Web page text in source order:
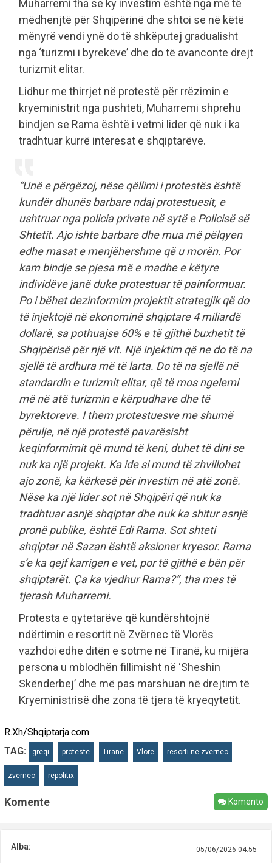
Muharremi tha se ky investim është nga më të
mëdhenjtë për Shqipërinë dhe shtoi se në këtë
mënyrë vendi ynë do të shkëputej gradualisht
nga ‘turizmi i byrekëve’ dhe do të avanconte drejt
turizmit elitar.
Lidhur me thirrjet në protestë për rrëzimin e
kryeministrit nga pushteti, Muharremi shprehu
bindjen se Rama është i vetmi lider që nuk i ka
tradhtuar kurrë interesat e shqiptarëve.
“Unë e përgëzoj, nëse qëllimi i protestës është
kundër dhunës barbare ndaj protestuesit, e
ushtruar nga policia private në sytë e Policisë së
Shtetit. Ajo ishte barbare dhe mua më pëlqyen
edhe masat e menjëhershme që u morën. Por
kam bindje se pjesa më e madhe e këtyre
individëve janë duke protestuar të painformuar.
Po i bëhet dezinformim projektit strategjik që do
të injektojë në ekonominë shqiptare 4 miliardë
dollarë, sa pothuajse 60% e të gjithë buxhetit të
Shqipërisë për një vit. Një injektim që ne do të na
sjellë të ardhura më të larta. Do të na sjellë në
standardin e turizmit elitar, që të mos ngelemi
më në atë turizmin e kërpudhave dhe të
byrektoreve. I them protestuesve me shumë
përulje, në një protestë pavarësisht
keqinformimit që mund të keni, duhet të dini se
nuk ka një projekt. Ka ide si mund të zhvillohet
ajo zonë, ka kërkesë për investim në atë zonë.
Nëse ka një lider sot në Shqipëri që nuk ka
tradhtuar asnjë shqiptar dhe nuk ka shitur asnjë
pronë publike, është Edi Rama. Sot shteti
shqiptar në Sazan është aksioner kryesor. Rama
s’e ka qejf karrigen e vet, por të gjithë e bën për
shqiptarët. Ça ka vjedhur Rama?”, tha mes të
tjerash Muharremi.
Protesta e qytetarëve që kundërshtojnë
ndërtimin e resortit në Zvërnec të Vlorës
vazhdoi edhe ditën e sotme në Tiranë, ku mijëra
persona u mblodhën fillimisht në ‘Sheshin
Skënderbej’ dhe më pas marshuan në drejtim të
Kryeministrisë dhe zona të tjera të kryeqytetit.
R.Xh/Shqiptarja.com
TAG:
greqi proteste Tirane Vlore resorti ne zvernec
zvernec repolitix
Komente Komento
Alba: 05/06/2026 04:55